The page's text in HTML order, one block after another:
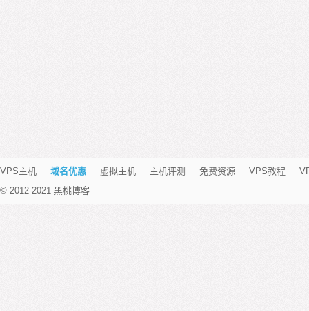
VPS主机 域名优惠 虚拟主机 主机评测 免费资源 VPS教程
© 2012-2021 黑桃博客